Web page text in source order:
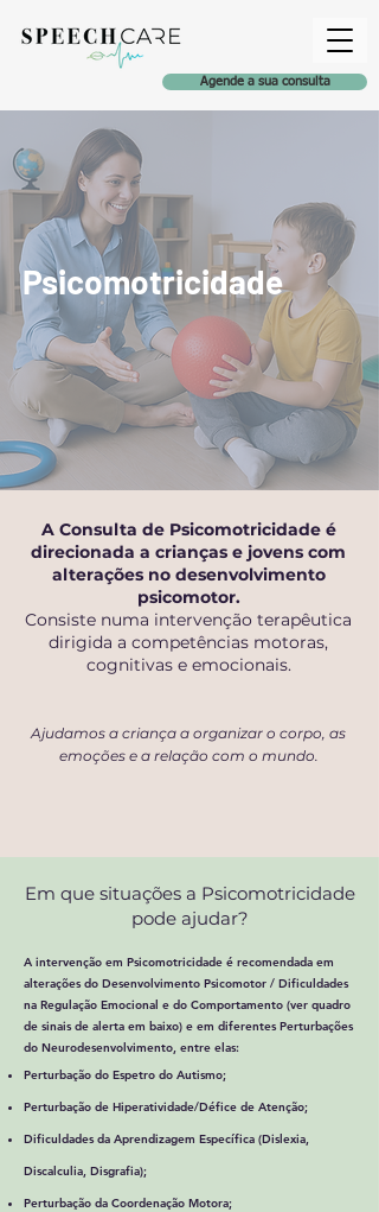
Agende a sua consulta
Psicomotricidade
A Consulta de Psicomotricidade é
direcionada a crianças e jovens com
alterações no desenvolvimento
psicomotor.
Consiste numa intervenção terapêutica
dirigida a competências motoras,
cognitivas e emocionais.
Ajudamos a criança a organizar o corpo, as
emoções e a relação com o mundo.
Em que situações a Psicomotricidade
pode ajudar?
A intervenção em Psicomotricidade é recomendada em
alterações do Desenvolvimento Psicomotor / Dificuldades
na Regulação Emocional e do Comportamento (ver quadro
de sinais de alerta em baixo) e em diferentes Perturbações
do Neurodesenvolvimento, entre elas:
Perturbação do Espetro do Autismo;
Perturbação de Hiperatividade/Défice de Atenção;
Dificuldades da Aprendizagem Específica (Dislexia,
Discalculia, Disgrafia);
Perturbação da Coordenação Motora;